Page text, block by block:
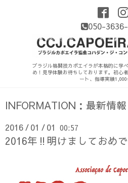
050-
ブラジル格闘技カポエイラが本格的に学
め！見学体験お待ちしております。初心
ート、指導実績1,000
INFORMATION：最新情報
2016 / 01 / 01 00:57
2016年‼︎明けましておめで